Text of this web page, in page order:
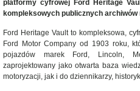
platformy cyfrowej Ford Heritage
kompleksowych publicznych archiwów
Ford Heritage Vault to kompleksowa,
Ford Motor Company od 1903 roku,
pojazdów marek Ford, Lincoln,
zaprojektowany jako otwarta baza
motoryzacji, jak i do dziennikarzy,